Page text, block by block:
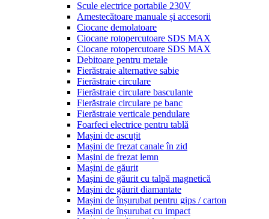
Scule electrice portabile 230V
Amestecătoare manuale și accesorii
Ciocane demolatoare
Ciocane rotopercutoare SDS MAX
Ciocane rotopercutoare SDS MAX
Debitoare pentru metale
Fierăstraie alternative sabie
Fierăstraie circulare
Fierăstraie circulare basculante
Fierăstraie circulare pe banc
Fierăstraie verticale pendulare
Foarfeci electrice pentru tablă
Mașini de ascuțit
Mașini de frezat canale în zid
Mașini de frezat lemn
Mașini de găurit
Mașini de găurit cu talpă magnetică
Mașini de găurit diamantate
Mașini de înșurubat pentru gips / carton
Mașini de înșurubat cu impact